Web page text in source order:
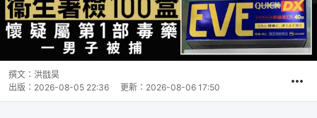
撰文： 洪戩昊
出版： 2026-08-05 22:36 更新： 2026-08-06 17:50